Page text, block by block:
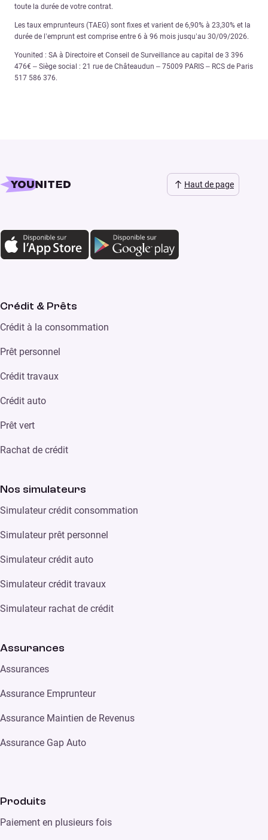
toute la durée de votre contrat.
Les taux emprunteurs (TAEG) sont fixes et varient de 6,90% à 23,30% et la
durée de l’emprunt est comprise entre 6 à 96 mois jusqu’au 30/09/2026.
Younited : SA à Directoire et Conseil de Surveillance au capital de 3 396
476€ – Siège social : 21 rue de Châteaudun – 75009 PARIS – RCS de Paris
517 586 376.
Haut de page
Crédit & Prêts
Crédit à la consommation
Prêt personnel
Crédit travaux
Crédit auto
Prêt vert
Rachat de crédit
Nos simulateurs
Simulateur crédit consommation
Simulateur prêt personnel
Simulateur crédit auto
Simulateur crédit travaux
Simulateur rachat de crédit
Assurances
Assurances
Assurance Emprunteur
Assurance Maintien de Revenus
Assurance Gap Auto
Produits
Paiement en plusieurs fois